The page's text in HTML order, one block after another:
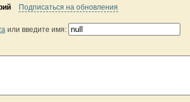
Подписаться на обновления
или введите имя: